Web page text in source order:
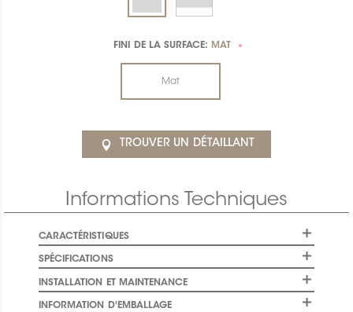
FINI DE LA SURFACE: MAT *
Mat
TROUVER UN DÉTAILLANT
Informations Techniques
CARACTÉRISTIQUES
SPÉCIFICATIONS
INSTALLATION ET MAINTENANCE
INFORMATION D'EMBALLAGE